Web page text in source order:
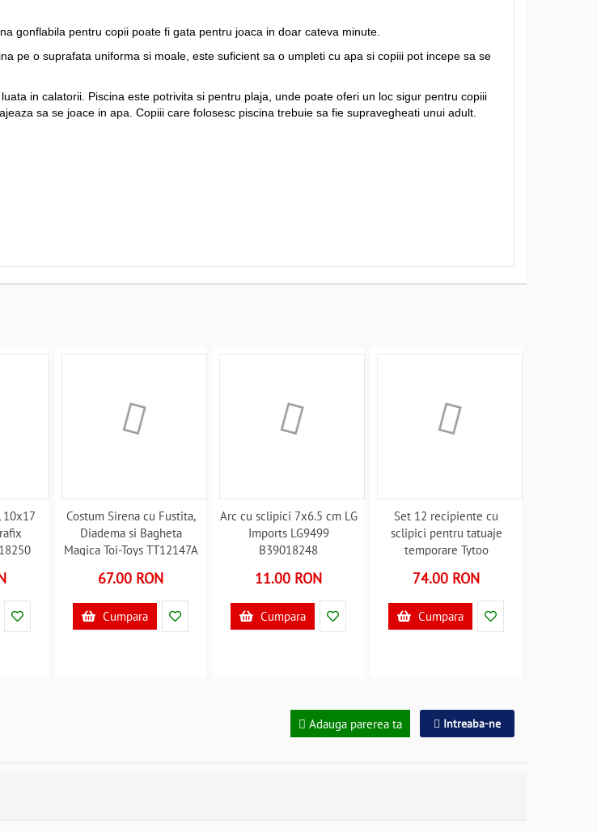
gonflabila pentru copii poate fi gata pentru joaca in doar cateva minute.
pe o suprafata uniforma si moale, este suficient sa o umpleti cu apa si copiii pot incepe sa se
in calatorii. Piscina este potrivita si pentru plaja, unde poate oferi un loc sigur pentru copiii
sa se joace in apa. Copiii care folosesc piscina trebuie sa fie supravegheati unui adult.
10x17
Costum Sirena cu Fustita,
Diadema si Bagheta
Magica Toi-Toys TT12147A
67.00 RON
Cumpara
Arc cu sclipici 7x6.5 cm LG
Imports LG9499
B39018248
11.00 RON
Cumpara
Set 12 recipiente cu
sclipici pentru tatuaje
temporare Tytoo
B39017915
74.00 RON
Cumpara
Adauga parerea ta Intreaba-ne